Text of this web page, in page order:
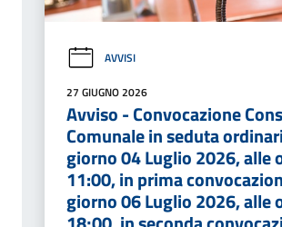
AVVISI
27 GIUGNO 2026
Avviso - Convocazione
Comunale in seduta
giorno 04 Luglio 2026, alle
11:00, in prima
giorno 06 Luglio 2026, alle